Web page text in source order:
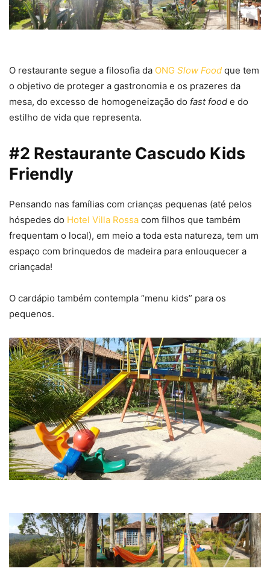
O restaurante segue a filosofia da ONG Slow Food que tem
o objetivo de proteger a gastronomia e os prazeres da
mesa, do excesso de homogeneização do fast food e do
estilho de vida que representa.
#2 Restaurante Cascudo Kids
Friendly
Pensando nas famílias com crianças pequenas (até pelos
hóspedes do Hotel Villa Rossa com filhos que também
frequentam o local), em meio a toda esta natureza, tem um
espaço com brinquedos de madeira para enlouquecer a
criançada!
O cardápio também contempla “menu kids” para os
pequenos.